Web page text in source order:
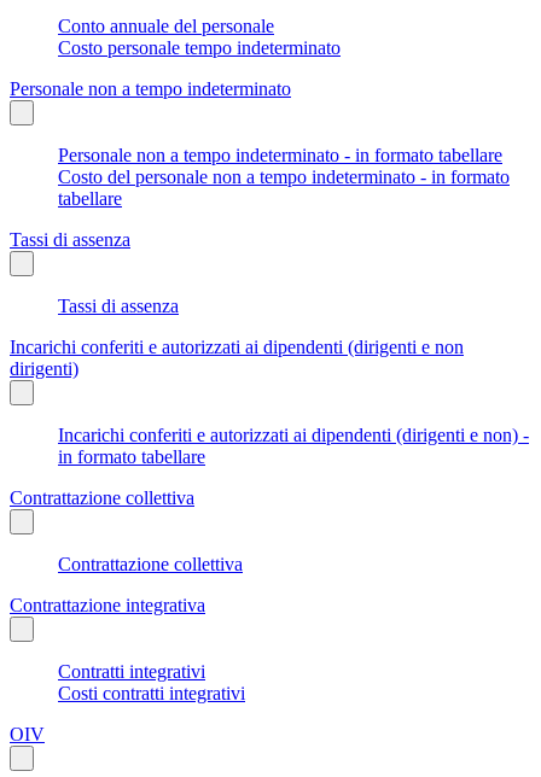
Conto annuale del personale
Costo personale tempo indeterminato
Personale non a tempo indeterminato
Personale non a tempo indeterminato - in formato tabellare
Costo del personale non a tempo indeterminato - in formato
tabellare
Tassi di assenza
Tassi di assenza
Incarichi conferiti e autorizzati ai dipendenti (dirigenti e non
dirigenti)
Incarichi conferiti e autorizzati ai dipendenti (dirigenti e non) -
in formato tabellare
Contrattazione collettiva
Contrattazione collettiva
Contrattazione integrativa
Contratti integrativi
Costi contratti integrativi
OIV